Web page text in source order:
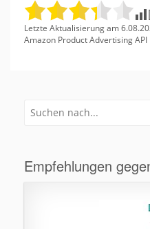
Letzte Aktualisierung am
Amazon Product Advertising API
Empfehlungen